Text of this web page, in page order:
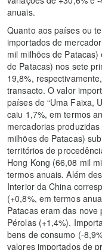
anuais.
Quanto aos países ou
importados de
mil milhões de
de Patacas) nos sete
19,8%,
transacto. O valor
países de “Uma Faixa,
caiu 1,7%, em termos
mercadorias
milhões de Patacas)
territórios de
Hong Kong (66,08 mil
termos anuais. Além
Interior da China
(+0,8%, em termos
Patacas eram das
Pérolas (+1,4%).
bens de consumo (-
valores importados de